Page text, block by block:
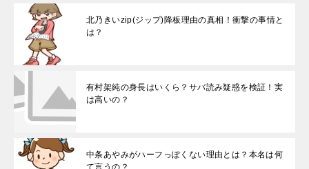
北乃きいzip(ジップ)降板理由の真相！衝撃の事情と
は？
有村架純の身長はいくら？サバ読み疑惑を検証！実
は高いの？
中条あやみがハーフっぽくない理由とは？本名は何
て言うの？